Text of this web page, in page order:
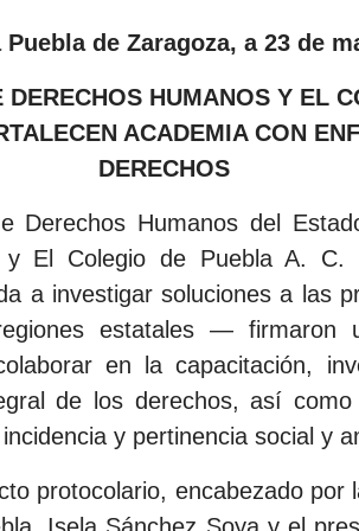
Puebla de Zaragoza, a 23 de
DERECHOS HUMANOS Y EL
ACADEMIA CON
DERECHOS
Derechos Humanos del
y El Colegio de Puebla A. C.
a investigar soluciones a las
estatales — firmaron
en la capacitación,
de los derechos, así
y pertinencia social y
protocolario, encabezado por